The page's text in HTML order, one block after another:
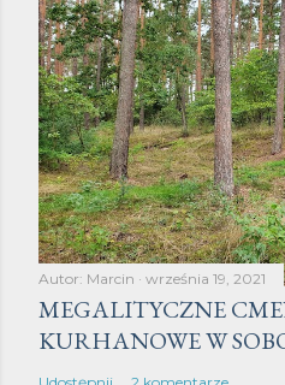
ś
l
i
j
k
o
m
e
n
t
a
Autor: Marcin września 19, 2021
MEGALITYCZNE
KURHANOWE W